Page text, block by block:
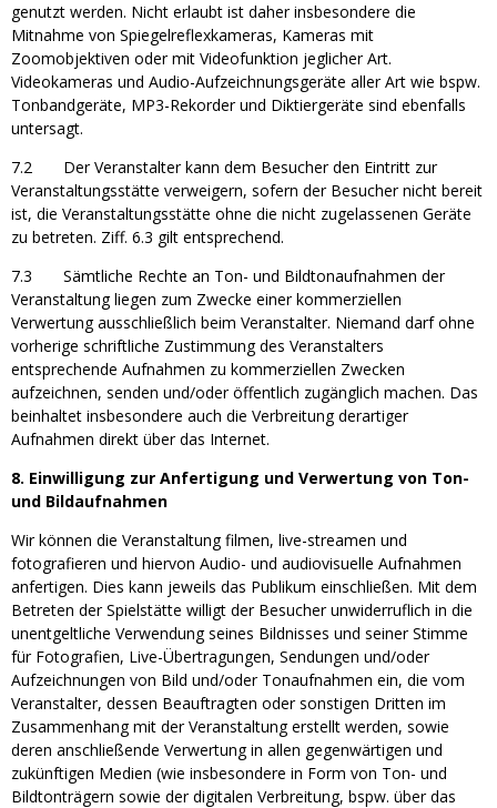
genutzt werden. Nicht erlaubt ist daher insbesondere die
Mitnahme von Spiegelreflexkameras, Kameras mit
Zoomobjektiven oder mit Videofunktion jeglicher Art.
Videokameras und Audio-Aufzeichnungsgeräte aller Art wie bspw.
Tonbandgeräte, MP3-Rekorder und Diktiergeräte sind ebenfalls
untersagt.
7.2 Der Veranstalter kann dem Besucher den Eintritt zur
Veranstaltungsstätte verweigern, sofern der Besucher nicht bereit
ist, die Veranstaltungsstätte ohne die nicht zugelassenen Geräte
zu betreten. Ziff. 6.3 gilt entsprechend.
7.3 Sämtliche Rechte an Ton- und Bildtonaufnahmen der
Veranstaltung liegen zum Zwecke einer kommerziellen
Verwertung ausschließlich beim Veranstalter. Niemand darf ohne
vorherige schriftliche Zustimmung des Veranstalters
entsprechende Aufnahmen zu kommerziellen Zwecken
aufzeichnen, senden und/oder öffentlich zugänglich machen. Das
beinhaltet insbesondere auch die Verbreitung derartiger
Aufnahmen direkt über das Internet.
8. Einwilligung zur Anfertigung und Verwertung von Ton-
und Bildaufnahmen
Wir können die Veranstaltung filmen, live-streamen und
fotografieren und hiervon Audio- und audiovisuelle Aufnahmen
anfertigen. Dies kann jeweils das Publikum einschließen. Mit dem
Betreten der Spielstätte willigt der Besucher unwiderruflich in die
unentgeltliche Verwendung seines Bildnisses und seiner Stimme
für Fotografien, Live-Übertragungen, Sendungen und/oder
Aufzeichnungen von Bild und/oder Tonaufnahmen ein, die vom
Veranstalter, dessen Beauftragten oder sonstigen Dritten im
Zusammenhang mit der Veranstaltung erstellt werden, sowie
deren anschließende Verwertung in allen gegenwärtigen und
zukünftigen Medien (wie insbesondere in Form von Ton- und
Bildtonträgern sowie der digitalen Verbreitung, bspw. über das